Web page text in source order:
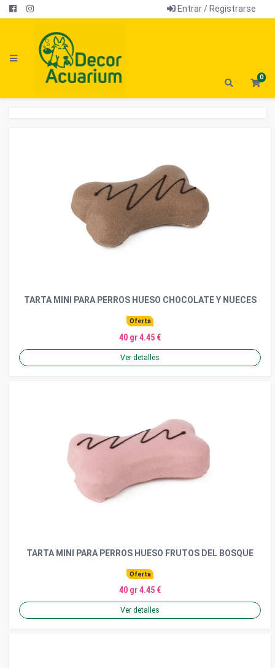
Entrar / Registrarse
0
TARTA MINI PARA PERROS HUESO CHOCOLATE Y NUECES
Oferta
40 gr 4.45 €
Ver detalles
TARTA MINI PARA PERROS HUESO FRUTOS DEL BOSQUE
Oferta
40 gr 4.45 €
Ver detalles